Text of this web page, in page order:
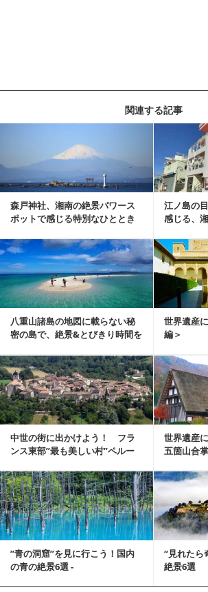
関連する記事
森戸神社、湘南の絶景パワース
ポットで感じる特別なひととき
江ノ島の
感じる、
八重山諸島の地図に載らない秘
密の島で、絶景&とびきり時間を
世界遺産
編＞
中世の街に出かけよう！ フラ
ンス東部”最も美しい村”ペルー
世界遺産
五箇山合
”青の洞窟”を見に行こう！国内
の青の絶景6選 -
“見れたら
絶景6選